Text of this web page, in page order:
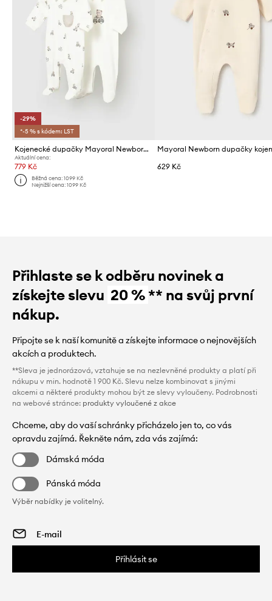
-29%
*-5 % s kódem: LST
Kojenecké dupačky Mayoral Newborn 2-pack
Aktuální cena:
779 Kč
Běžná cena:1099 Kč
Nejnižší cena:1099 Kč
629 Kč
Přihlaste se k odběru novinek a
získejte slevu 20 %** na svůj první
nákup.
Připojte se k naší komunitě a získejte informace o nejnovějších
akcích a produktech.
**Sleva je jednorázová, vztahuje se na nezlevněné produkty a platí při
nákupu v min. hodnotě 1 900 Kč. Slevu nelze kombinovat s jinými
akcemi a některé produkty mohou být ze slevy vyloučeny. Podrobnosti
na webové stránce: produkty vyloučené z akce
Chceme, aby do vaší schránky přicházelo jen to, co vás
opravdu zajímá. Řekněte nám, zda vás zajímá:
Dámská móda
Pánská móda
Výběr nabídky je volitelný.
Přihlásit se